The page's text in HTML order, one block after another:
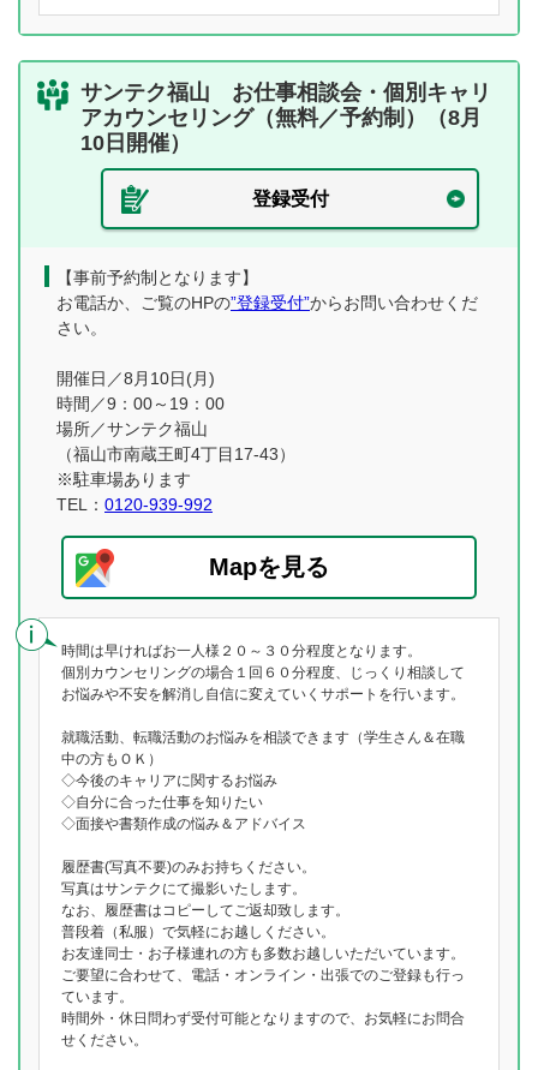
サンテク福山 お仕事相談会・個別キャリ
アカウンセリング（無料／予約制）（8月
10日開催）
登録受付
【事前予約制となります】
お電話か、ご覧のHPの”登録受付”からお問い合わせくだ
さい。
開催日／8月10日(月)
時間／9：00～19：00
場所／サンテク福山
（福山市南蔵王町4丁目17-43）
※駐車場あります
TEL： 0120-939-992
Mapを見る
時間は早ければお一人様２０～３０分程度となります。
個別カウンセリングの場合１回６０分程度、じっくり相談して
お悩みや不安を解消し自信に変えていくサポートを行います。
就職活動、転職活動のお悩みを相談できます（学生さん＆在職
中の方もＯＫ）
◇今後のキャリアに関するお悩み
◇自分に合った仕事を知りたい
◇面接や書類作成の悩み＆アドバイス
履歴書(写真不要)のみお持ちください。
写真はサンテクにて撮影いたします。
なお、履歴書はコピーしてご返却致します。
普段着（私服）で気軽にお越しください。
お友達同士・お子様連れの方も多数お越しいただいています。
ご要望に合わせて、電話・オンライン・出張でのご登録も行っ
ています。
時間外・休日問わず受付可能となりますので、お気軽にお問合
せください。